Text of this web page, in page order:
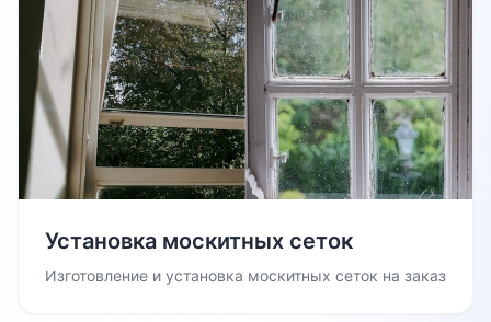
Установка москитных сеток
Изготовление и установка москитных сеток на заказ